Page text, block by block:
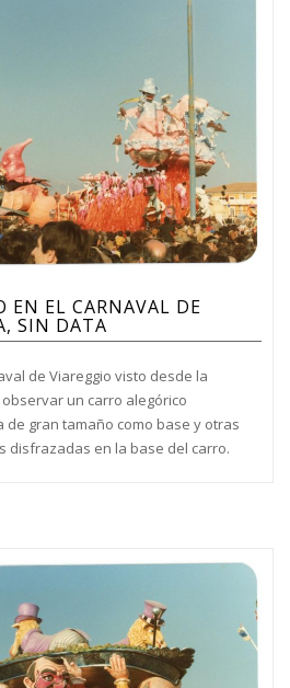
EN EL CARNAVAL DE
SIN DATA
de Viareggio visto desde la
un carro alegórico
gran tamaño como base y otras
disfrazadas en la base del carro.